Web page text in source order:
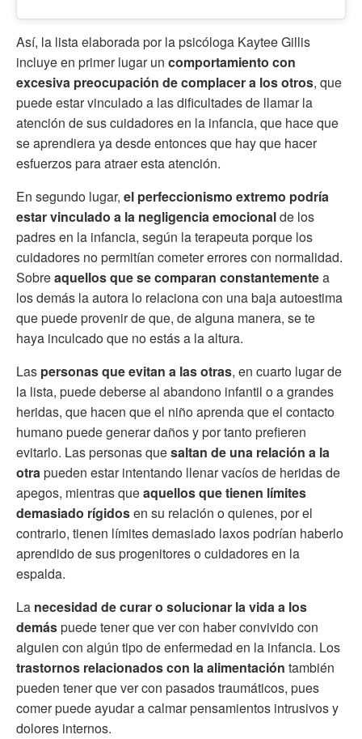
Así, la lista elaborada por la psicóloga Kaytee Gillis
incluye en primer lugar un comportamiento con
excesiva preocupación de complacer a los otros, que
puede estar vinculado a las dificultades de llamar la
atención de sus cuidadores en la infancia, que hace que
se aprendiera ya desde entonces que hay que hacer
esfuerzos para atraer esta atención.
En segundo lugar, el perfeccionismo extremo podría
estar vinculado a la negligencia emocionalde los
padres en la infancia, según la terapeuta porque los
cuidadores no permitían cometer errores con normalidad.
Sobreaquellos que se comparan constantementea
los demás la autora lo relaciona con una baja autoestima
que puede provenir de que, de alguna manera, se te
haya inculcado que no estás a la altura.
Las personas que evitan a las otras, en cuarto lugar de
la lista, puede deberse al abandono infantil o a grandes
heridas, que hacen que el niño aprenda que el contacto
humano puede generar daños y por tanto prefieren
evitarlo. Las personas quesaltan de una relación a la
otrapueden estar intentando llenar vacíos de heridas de
apegos, mientras queaquellos que tienen límites
demasiado rígidosen su relación o quienes, por el
contrario, tienen límites demasiado laxos podrían haberlo
aprendido de sus progenitores o cuidadores en la
espalda.
La necesidad de curar o solucionar la vida a los
demáspuede tener que ver con haber convivido con
alguien con algún tipo de enfermedad en la infancia. Los
trastornos relacionados con la alimentación también
pueden tener que ver con pasados traumáticos, pues
comer puede ayudar a calmar pensamientos intrusivos y
dolores internos.